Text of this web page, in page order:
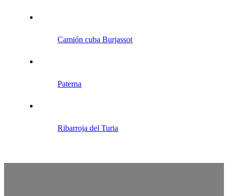
Camión cuba Burjassot
Paterna
Ribarroja del Turia